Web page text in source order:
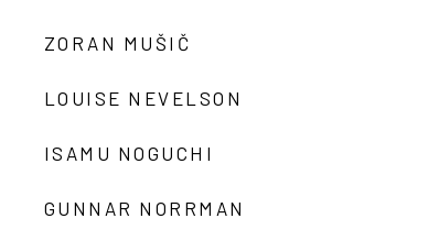
ZORAN MUŠIČ
LOUISE NEVELSON
ISAMU NOGUCHI
GUNNAR NORRMAN